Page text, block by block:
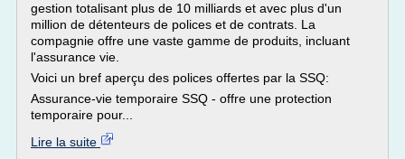
gestion totalisant plus de 10 milliards et avec plus d'un
million de détenteurs de polices et de contrats. La
compagnie offre une vaste gamme de produits, incluant
l'assurance vie.
Voici un bref aperçu des polices offertes par la SSQ:
Assurance-vie temporaire SSQ - offre une protection
temporaire pour...
Lire la suite